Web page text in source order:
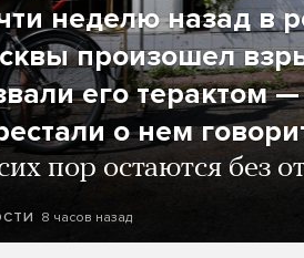
неделю назад в
произошел
его терактом
о нем
пор остаются без
8 часов назад